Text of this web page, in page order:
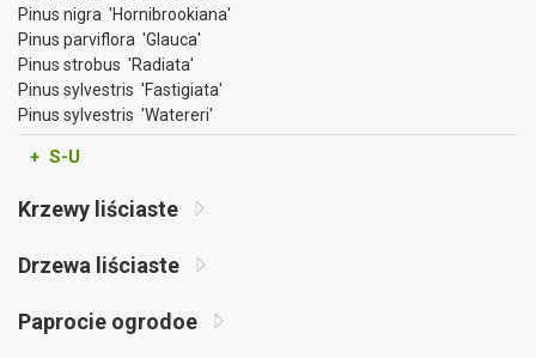
Pinus nigra 'Hornibrookiana'
Pinus parviflora 'Glauca'
Pinus strobus 'Radiata'
Pinus sylvestris 'Fastigiata'
Pinus sylvestris 'Watereri'
+ S-U
Krzewy liściaste
Drzewa liściaste
Paprocie ogrodoe